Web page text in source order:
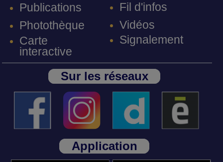
Publications
Photothèque
Carte
interactive
Fil d'infos
Vidéos
Signalement
Sur les réseaux
Application